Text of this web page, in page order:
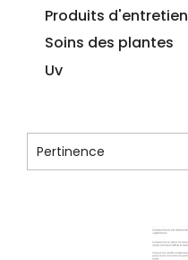
Produits d'entretien
Soins des plantes
Uv
Pertinence